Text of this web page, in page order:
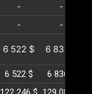
-
-
-
-
6 522 $ 6 836 $
6 522 $ 6 836 $